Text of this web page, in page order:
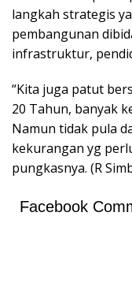
langkah strategis
pembangunan
infrastruktur,
“Kita juga patut
20 Tahun, banyak
Namun tidak pula
kekurangan yg
pungkasnya. (R
Facebook